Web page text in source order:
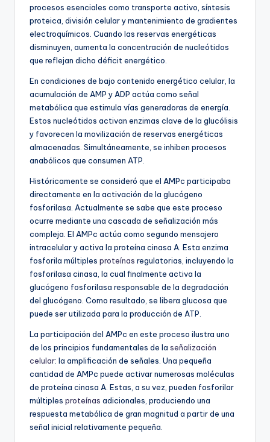
procesos esenciales como transporte activo, síntesis
proteica, división celular y mantenimiento de gradientes
electroquímicos. Cuando las reservas energéticas
disminuyen, aumenta la concentración de nucleótidos
que reflejan dicho déficit energético.
En condiciones de bajo contenido energético celular, la
acumulación de AMP y ADP actúa como señal
metabólica que estimula vías generadoras de energía.
Estos nucleótidos activan enzimas clave de la glucólisis
y favorecen la movilización de reservas energéticas
almacenadas. Simultáneamente, se inhiben procesos
anabólicos que consumen ATP.
Históricamente se consideró que el AMPc participaba
directamente en la activación de la glucógeno
fosforilasa. Actualmente se sabe que este proceso
ocurre mediante una cascada de señalización más
compleja. El AMPc actúa como segundo mensajero
intracelular y activa la proteína cinasa A. Esta enzima
fosforila múltiples proteínas regulatorias, incluyendo la
fosforilasa cinasa, la cual finalmente activa la
glucógeno fosforilasa responsable de la degradación
del glucógeno. Como resultado, se libera glucosa que
puede ser utilizada para la producción de ATP.
La participación del AMPc en este proceso ilustra uno
de los principios fundamentales de la señalización
celular: la amplificación de señales. Una pequeña
cantidad de AMPc puede activar numerosas moléculas
de proteína cinasa A. Estas, a su vez, pueden fosforilar
múltiples proteínas adicionales, produciendo una
respuesta metabólica de gran magnitud a partir de una
señal inicial relativamente pequeña.